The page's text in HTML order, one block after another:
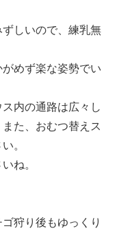
しいので、練乳無
めず楽な姿勢でい
内の通路は広々し
た、おむつ替えス
。
ね。
狩り後もゆっくり